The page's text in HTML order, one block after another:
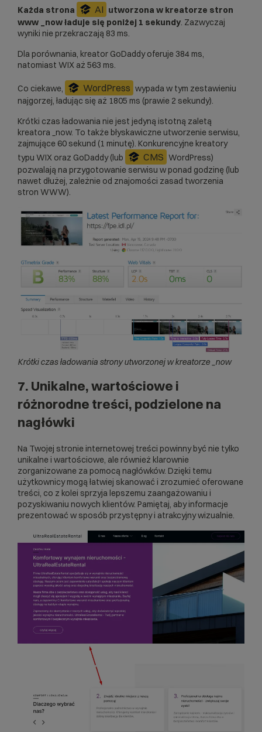
Każda strona AI utworzona w kreatorze stron
www _nowładuje się poniżej 1 sekundy. Zazwyczaj
wyniki nie przekraczają 83 ms.
Dla porównania, kreator GoDaddy oferuje 384 ms,
natomiast WIX aż 563 ms.
Co ciekawe, WordPress wypada w tym zestawieniu
najgorzej, ładując się aż 1805 ms (prawie 2 sekundy).
Krótki czas ładowania nie jest jedyną istotną zaletą
kreatora _now. To także błyskawiczne utworzenie serwisu,
zajmujące 60 sekund (1 minutę). Konkurencyjne kreatory
typu WIX oraz GoDaddy (lub
CMS WordPress)
pozwalają na przygotowanie serwisu w ponad godzinę (lub
nawet dłużej, zależnie od znajomości zasad tworzenia
stron WWW).
Krótki czas ładowania strony utworzonej w kreatorze _now
7. Unikalne, wartościowe i
różnorodne treści, podzielone na
nagłówki
Na Twojej stronie internetowej treści powinny być nie tylko
unikalne i wartościowe, ale również klarownie
zorganizowane za pomocą nagłówków. Dzięki temu
użytkownicy mogą łatwiej skanować i zrozumieć oferowane
treści, co z kolei sprzyja lepszemu zaangażowaniu i
pozyskiwaniu nowych klientów. Pamiętaj, aby informacje
prezentować w sposób przystępny i atrakcyjny wizualnie.